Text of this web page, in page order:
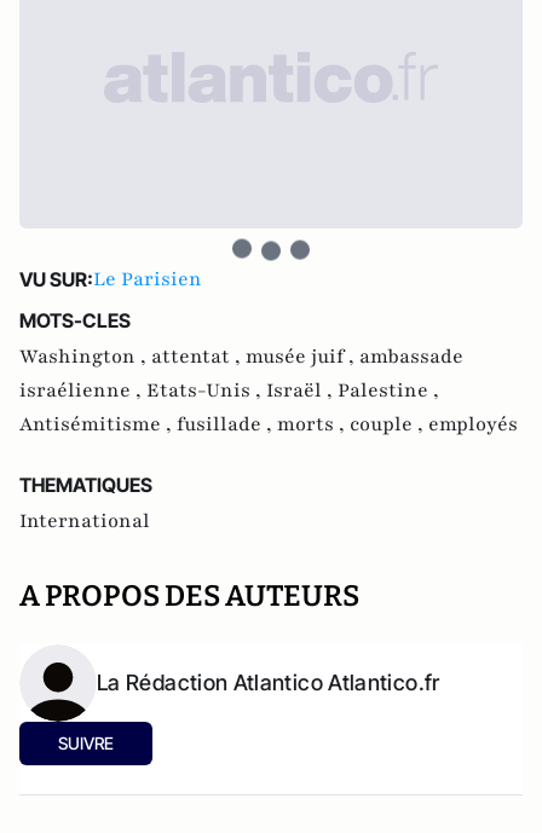
VU SUR:Le Parisien
MOTS-CLES
Washington , attentat , musée juif , ambassade
israélienne , Etats-Unis , Israël , Palestine ,
Antisémitisme , fusillade , morts , couple , employés
THEMATIQUES
International
A PROPOS DES AUTEURS
La Rédaction Atlantico Atlantico.fr
SUIVRE